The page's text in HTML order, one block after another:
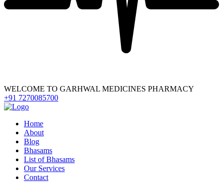
WELCOME TO GARHWAL MEDICINES PHARMACY
+91 7270085700
Home
About
Blog
Bhasams
List of Bhasams
Our Services
Contact